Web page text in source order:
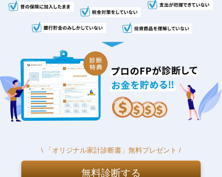
\ 「オリジナル家計診断書」無料プレゼント /
無料診断する